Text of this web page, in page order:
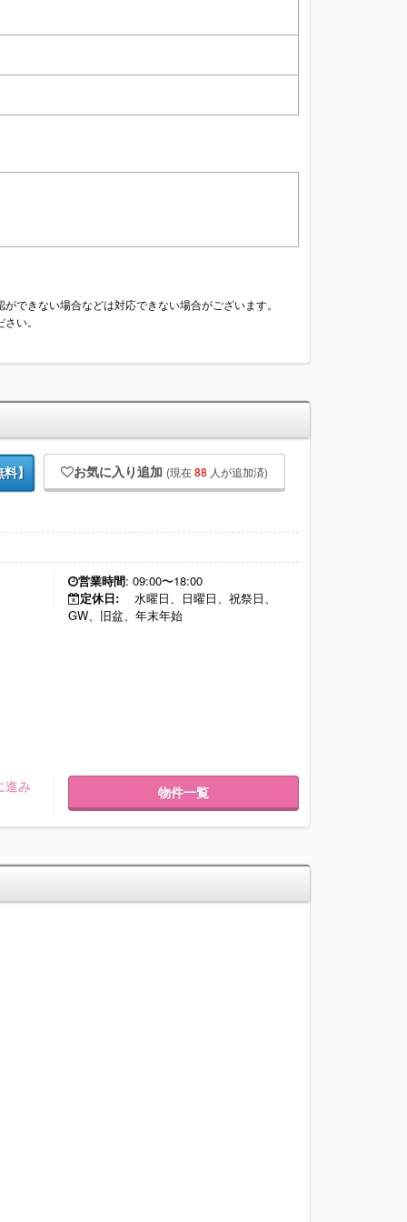
できない場合などは対応できない場合がございます。
い。
】 お気に入り追加 (現在88 人が追加済)
営業時間: 09:00〜18:00
定休日:
水曜日、日曜日、祝祭日、
GW、旧盆、年末年始
進み
物件一覧